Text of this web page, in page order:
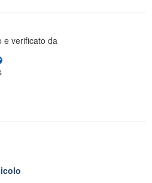
e verificato da